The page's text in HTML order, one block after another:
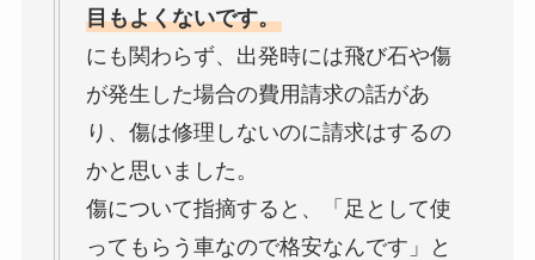
目もよくないです。
にも関わらず、出発時には飛び石や傷
が発生した場合の費用請求の話があ
り、傷は修理しないのに請求はするの
かと思いました。
傷について指摘すると、「足として使
ってもらう車なので格安なんです」と